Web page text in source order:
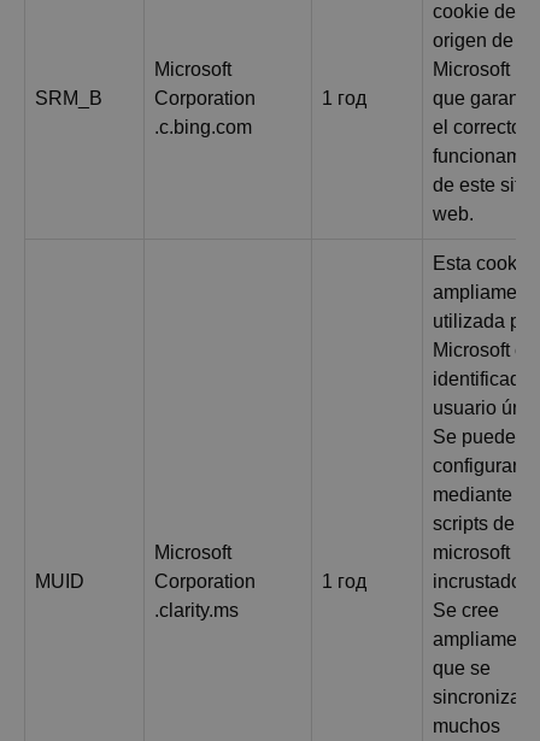
SRM_B
Microsoft
Corporation
.c.bing.com
1 год
cookie de
origen de
Microsoft
que
el correcto
de este sitio
web.
MUID
Microsoft
Corporation
.clarity.ms
1 год
Esta cookie
utilizada por
Microsoft
usuario
Se puede
configurar
mediante
scripts de
microsoft
incrustados.
Se cree
que se
sincroniza
muchos